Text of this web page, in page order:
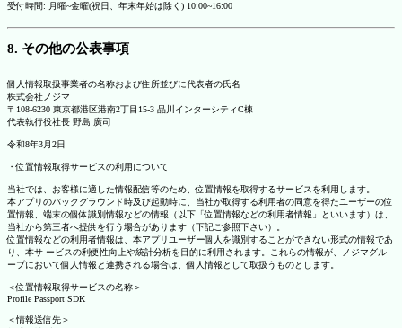
受付時間: 月曜~金曜(祝日、年末年始は除く) 10:00~16:00
8. その他の公表事項
個人情報取扱事業者の名称および住所並びに代表者の氏名
株式会社ノジマ
〒108-6230 東京都港区港南2丁目15-3 品川インターシティC棟
代表執行役社長 野島 廣司
令和8年3月2日
・位置情報取得サービスの利用について
当社では、お客様に適した情報配信等のため、位置情報を取得するサービスを利用します。
本アプリのバックグラウンド時及び起動時に、当社が取得する利用者の同意を得たユーザーの位
置情報、端末の個体識別情報などの情報（以下「位置情報などの利用者情報」といいます）は、
当社から第三者へ提供を行う場合があります（下記ご参照下さい）。
位置情報などの利用者情報は、本アプリユーザー個人を識別することができない形式の情報であ
り、本サ ービスの利便性向上や統計分析を目的に利用されます。これらの情報が、ノジマグル
ープにおいて個人情報と連携される場合は、個人情報として取扱うものとします。
＜位置情報取得サービスの名称＞
Profile Passport SDK
＜情報送信先＞